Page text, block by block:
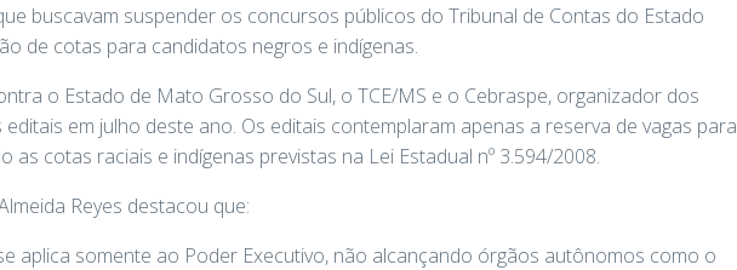
buscavam suspender os concursos públicos do Tribunal de Contas do Estado
de cotas para candidatos negros e indígenas.
o Estado de Mato Grosso do Sul, o TCE/MS e o Cebraspe, organizador dos
em julho deste ano. Os editais contemplaram apenas a reserva de vagas para
as cotas raciais e indígenas previstas na Lei Estadual nº 3.594/2008.
Reyes destacou que:
aplica somente ao Poder Executivo, não alcançando órgãos autônomos como o